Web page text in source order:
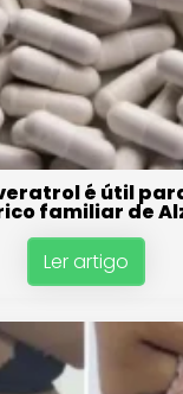
é útil
familiar de
Ler artigo